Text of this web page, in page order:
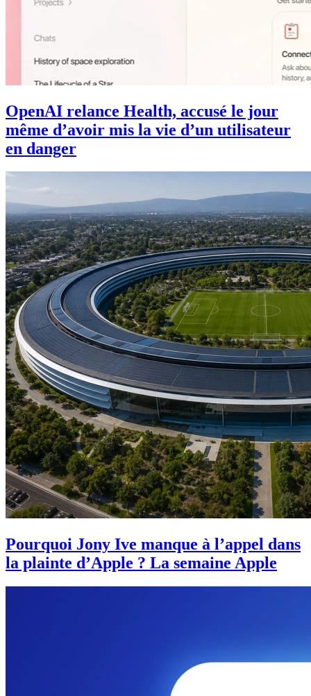
OpenAI relance Health, accusé le jour
même d’avoir mis la vie d’un utilisateur
en danger
Pourquoi Jony Ive manque à l’appel dans
la plainte d’Apple ? La semaine Apple